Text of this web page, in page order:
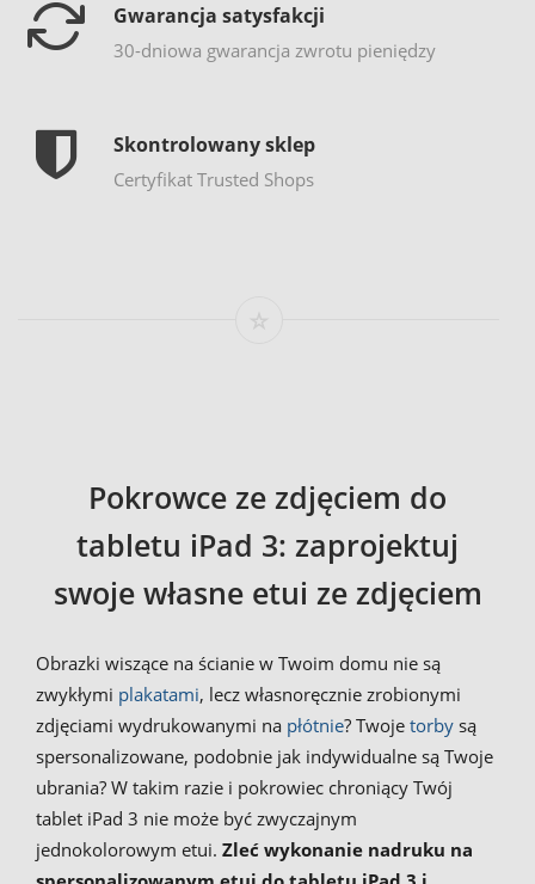
Gwarancja satysfakcji
30-dniowa gwarancja zwrotu pieniędzy
Skontrolowany sklep
Certyfikat Trusted Shops
Pokrowce ze zdjęciem do
tabletu iPad 3: zaprojektuj
swoje własne etui ze zdjęciem
Obrazki wiszące na ścianie w Twoim domu nie są
zwykłymi plakatami, lecz własnoręcznie zrobionymi
zdjęciami wydrukowanymi na płótnie? Twoje torby są
spersonalizowane, podobnie jak indywidualne są Twoje
ubrania? W takim razie i pokrowiec chroniący Twój
tablet iPad 3 nie może być zwyczajnym
jednokolorowym etui. Zleć wykonanie nadruku na